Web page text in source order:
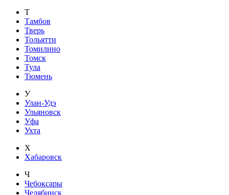
Т
Тамбов
Тверь
Тольятти
Томилино
Томск
Тула
Тюмень
У
Улан-Удэ
Ульяновск
Уфа
Ухта
Х
Хабаровск
Ч
Чебоксары
Челябинск